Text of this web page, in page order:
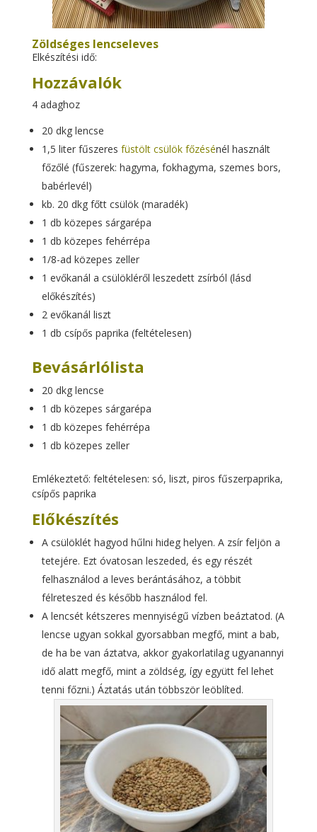
Zöldséges lencseleves
Elkészítési idő:
Hozzávalók
4 adaghoz
20 dkg lencse
1,5 liter fűszeres füstölt csülök főzésénél használt
főzőlé (fűszerek: hagyma, fokhagyma, szemes bors,
babérlevél)
kb. 20 dkg főtt csülök (maradék)
1 db közepes sárgarépa
1 db közepes fehérrépa
1/8-ad közepes zeller
1 evőkanál a csülökléről leszedett zsírból (lásd
előkészítés)
2 evőkanál liszt
1 db csípős paprika (feltételesen)
Bevásárlólista
20 dkg lencse
1 db közepes sárgarépa
1 db közepes fehérrépa
1 db közepes zeller
Emlékeztető: feltételesen: só, liszt, piros fűszerpaprika,
csípős paprika
Előkészítés
A csülöklét hagyod hűlni hideg helyen. A zsír feljön a
tetejére. Ezt óvatosan leszeded, és egy részét
felhasználod a leves berántásához, a többit
félreteszed és később használod fel.
A lencsét kétszeres mennyiségű vízben beáztatod. (A
lencse ugyan sokkal gyorsabban megfő, mint a bab,
de ha be van áztatva, akkor gyakorlatilag ugyanannyi
idő alatt megfő, mint a zöldség, így együtt fel lehet
tenni főzni.) Áztatás után többször leöblíted.